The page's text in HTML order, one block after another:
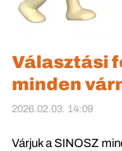
Választási
minden
2026.02.03. 14:09
Várjuk a SINOSZ